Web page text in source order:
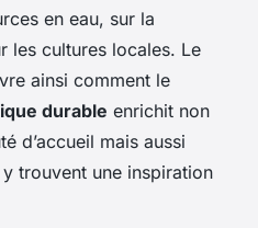
en eau, sur la
les cultures locales. Le
ainsi comment le
durable enrichit non
d’accueil mais aussi
trouvent une inspiration